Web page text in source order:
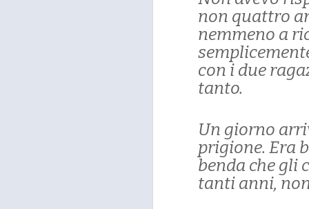
non quattro
nemmeno a
con i due
tanto.
Un giorno
prigione. Era
benda che gli
tanti anni,